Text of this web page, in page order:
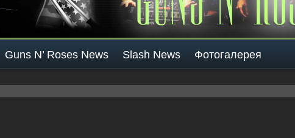
Guns N’ Roses News Slash News Фотогалерея